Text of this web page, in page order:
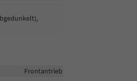
Frontantrieb